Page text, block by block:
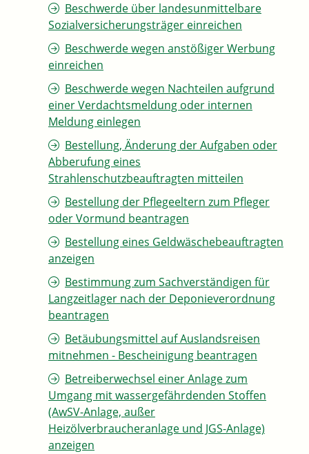
Beschwerde über landesunmittelbare
Sozialversicherungsträger einreichen
Beschwerde wegen anstößiger Werbung
einreichen
Beschwerde wegen Nachteilen aufgrund
einer Verdachtsmeldung oder internen
Meldung einlegen
Bestellung, Änderung der Aufgaben oder
Abberufung eines
Strahlenschutzbeauftragten mitteilen
Bestellung der Pflegeeltern zum Pfleger
oder Vormund beantragen
Bestellung eines Geldwäschebeauftragten
anzeigen
Bestimmung zum Sachverständigen für
Langzeitlager nach der Deponieverordnung
beantragen
Betäubungsmittel auf Auslandsreisen
mitnehmen - Bescheinigung beantragen
Betreiberwechsel einer Anlage zum
Umgang mit wassergefährdenden Stoffen
(AwSV-Anlage, außer
Heizölverbraucheranlage und JGS-Anlage)
anzeigen